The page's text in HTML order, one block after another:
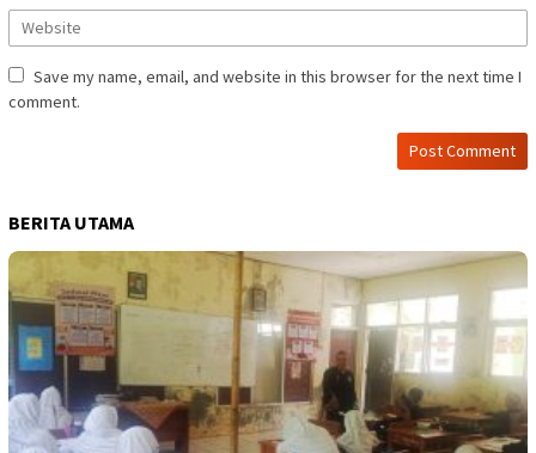
Save my name, email, and website in this browser for the next time I
comment.
BERITA UTAMA